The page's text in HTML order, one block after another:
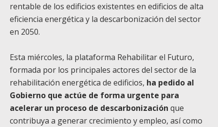
rentable de los edificios existentes en edificios de alta
eficiencia energética y la descarbonización del sector
en 2050.
Esta miércoles, la plataforma Rehabilitar el Futuro,
formada por los principales actores del sector de la
rehabilitación energética de edificios, ha pedido al
Gobierno que actúe de forma urgente para
acelerar un proceso de descarbonización que
contribuya a generar crecimiento y empleo, así como